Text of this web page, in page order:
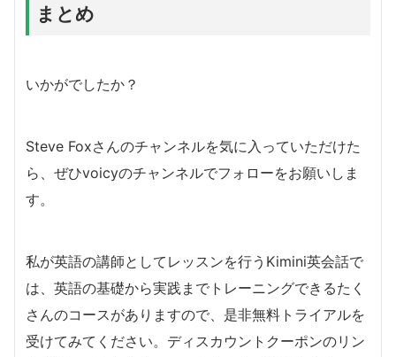
まとめ
いかがでしたか？
Steve Foxさんのチャンネルを気に入っていただけた
ら、ぜひvoicyのチャンネルでフォローをお願いしま
す。
私が英語の講師としてレッスンを行うKimini英会話で
は、英語の基礎から実践までトレーニングできるたく
さんのコースがありますので、是非無料トライアルを
受けてみてください。ディスカウントクーポンのリン